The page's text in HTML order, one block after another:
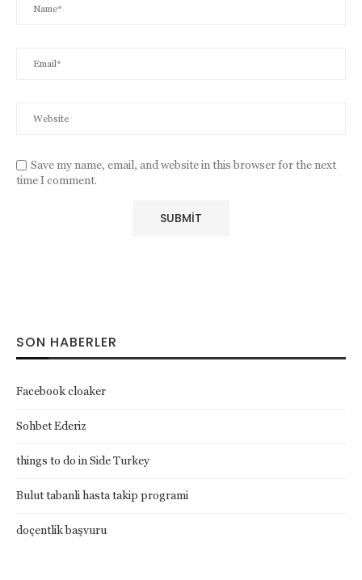
Save my name, email, and website in this browser for the next
time I comment.
SON HABERLER
Facebook cloaker
Sohbet Ederiz
things to do in Side Turkey
Bulut tabanli hasta takip programi
doçentlik başvuru